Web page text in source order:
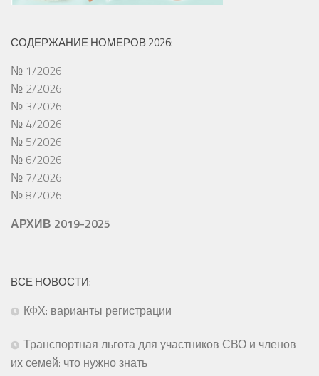
СОДЕРЖАНИЕ НОМЕРОВ 2026:
№ 1/2026
№ 2/2026
№ 3/2026
№ 4/2026
№ 5/2026
№ 6/2026
№ 7/2026
№ 8/2026
АРХИВ 2019-2025
ВСЕ НОВОСТИ:
КФХ: варианты регистрации
Транспортная льгота для участников СВО и членов
их семей: что нужно знать